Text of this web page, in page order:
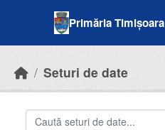
Primăria Timișoara
Seturi de date